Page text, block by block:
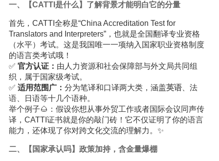
一、【CATTI是什么】了解背景才能明白它的分量
首先，CATTI全称是“China Accreditation Test for
Translators and Interpreters”，也就是全国翻译专业资格
（水平）考试。这是我国唯一一项纳入国家职业资格制度
的语言类考试哦！
✅ 官方认证： 由人力资源和社会保障部与外文局共同组
织，属于国家级考试。
✅ 适用范围广： 分为笔译和口译两大类，涵盖英语、法
语、日语等十几个语种。
举个例子🌰：假设你想从事外贸工作或者国际会议同声传
译，CATTI证书就是你的敲门砖！它不仅证明了你的语言
能力，还体现了你对跨文化交流的理解力。✨
二、【国家承认吗】政策加持，含金量爆棚